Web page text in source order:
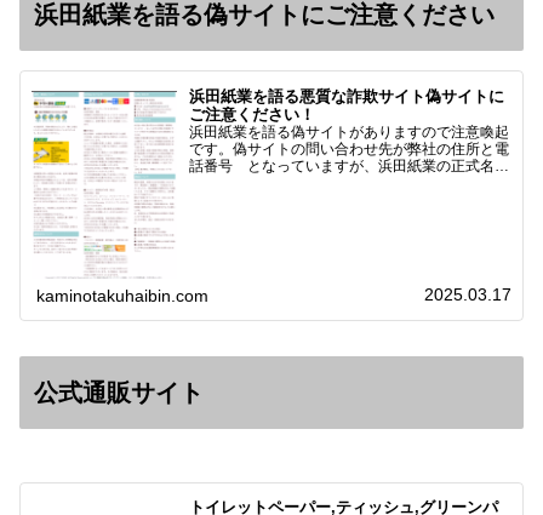
浜田紙業を語る偽サイトにご注意ください
浜田紙業を語る悪質な詐欺サイト偽サイトに
ご注意ください！
浜田紙業を語る偽サイトがありますので注意喚起
です。偽サイトの問い合わせ先が弊社の住所と電
話番号 となっていますが、浜田紙業の正式名称
kaminotakuhaibin.com 2025.03.17
公式通販サイト
トイレットペーパー,ティッシュ,グリーンパ